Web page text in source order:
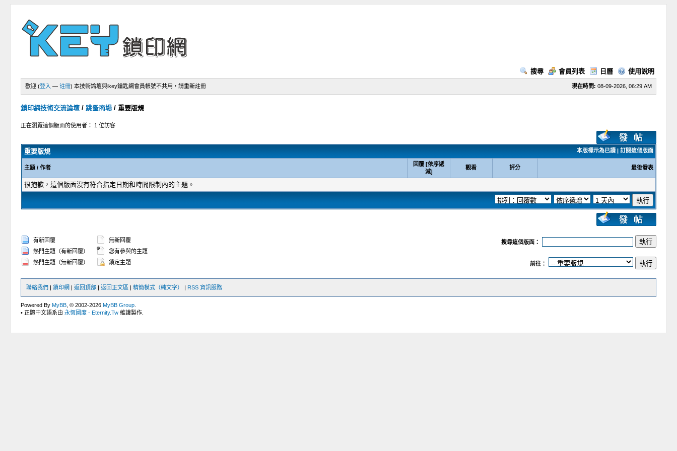
搜尋 會員列表 日曆 使用說明
現在時間: 08-09-2026, 06:29 AM
歡迎 (登入 —註冊) 本技術論壇與ikey鑰匙網會員帳號不共用，請重新註冊
鎖印網技術交流論壇 /跳蚤商場 /重要版規
正在瀏覽這個版面的使用者： 1 位訪客
本版標示為已讀| 訂閱這個版面
重要版規
主題/ 作者
回覆 [依序遞
減]
觀看 評分 最後發表
很抱歉，這個版面沒有符合指定日期和時間限制內的主題。
有新回覆
熱門主題（有新回覆）
熱門主題（無新回覆）
無新回覆
您有參與的主題
鎖定主題
搜尋這個版面：
前往：
聯絡我們 |鎖印網 |返回頂部 |返回正文區 |精簡模式（純文字） | RSS 資訊服務
Powered ByMyBB , © 2002-2026MyBB Group
• 正體中文語系由永恆國度 - Eternity.Tw 維護製作.